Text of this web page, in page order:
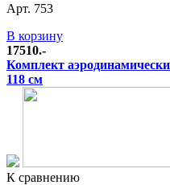
Арт. 753
В корзину
17510.-
Комплект
118 см
К сравнению